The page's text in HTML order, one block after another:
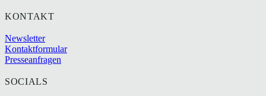
KONTAKT
Newsletter
Kontaktformular
Presseanfragen
SOCIALS